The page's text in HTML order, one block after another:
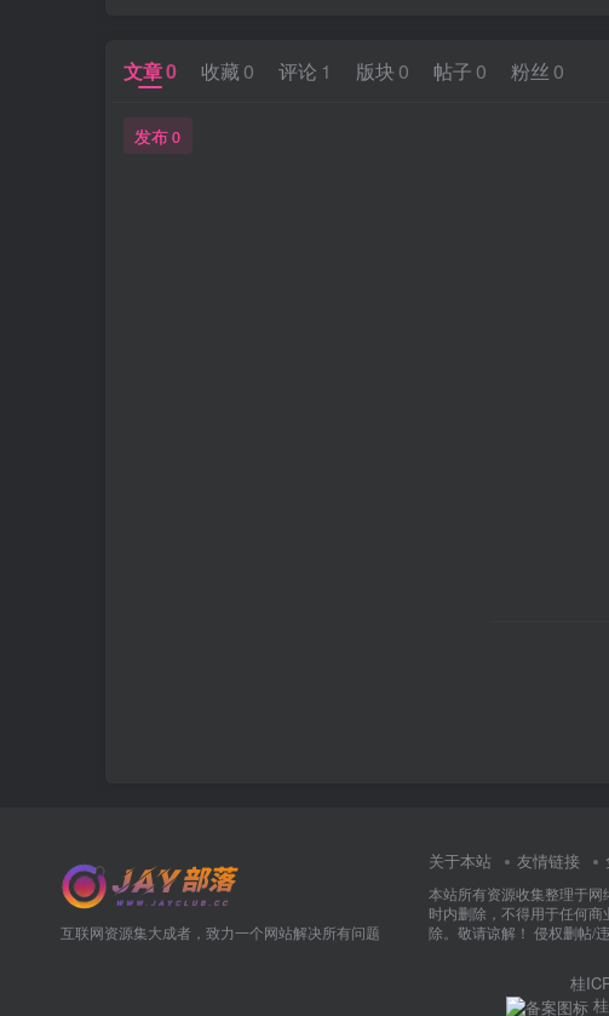
文章0 收藏 0 评论 1 版块 0 帖子 0 粉丝 0
发布0
互联网资源集大成者，致力一个网站解决所有问题
关于本站 友情链接
本站所有资源收集整理于
时内删除，不得用于任何
除。敬请谅解！ 侵权删帖/
桂